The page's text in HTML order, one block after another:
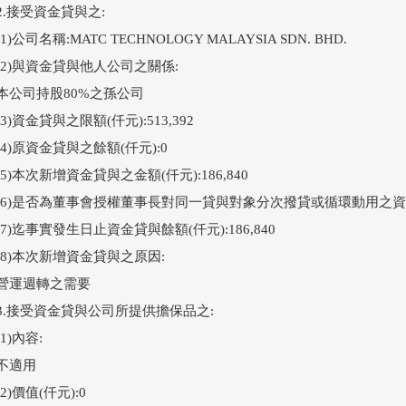
接受資金貸與之:
公司名稱:MATC TECHNOLOGY MALAYSIA SDN. BHD.
與資金貸與他人公司之關係:
公司持股80%之孫公司
資金貸與之限額(仟元):513,392
原資金貸與之餘額(仟元):0
本次新增資金貸與之金額(仟元):186,840
是否為董事會授權董事長對同一貸與對象分次撥貸或循環動用之
迄事實發生日止資金貸與餘額(仟元):186,840
本次新增資金貸與之原因:
運週轉之需要
接受資金貸與公司所提供擔保品之:
內容:
適用
價值(仟元):0